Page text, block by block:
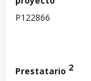
P122866
Prestatario 2